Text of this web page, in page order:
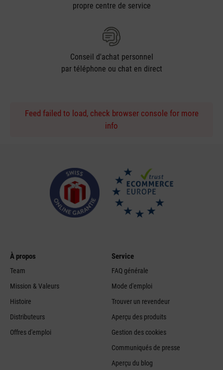
propre centre de service
Conseil d'achat personnel
par téléphone ou chat en direct
Feed failed to load, check browser console for more
info
À propos
Team
Mission & Valeurs
Histoire
Distributeurs
Offres d'emploi
Service
FAQ générale
Mode d'emploi
Trouver un revendeur
Aperçu des produits
Gestion des cookies
Communiqués de presse
Aperçu du blog